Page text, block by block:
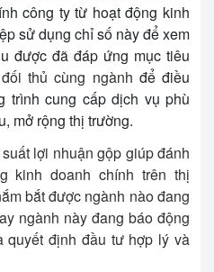
công ty từ hoạt động kinh
sử dụng chỉ số này để xem
được đã đáp ứng mục tiêu
thủ cùng ngành để điều
trình cung cấp dịch vụ phù
mở rộng thị trường.
lợi nhuận gộp giúp đánh
kinh doanh chính trên thị
bắt được ngành nào đang
ngành này đang báo động
quyết định đầu tư hợp lý và